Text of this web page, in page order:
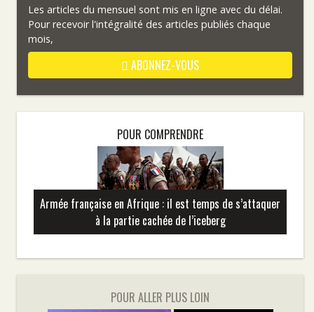
Les articles du mensuel sont mis en ligne avec du délai.
Pour recevoir l'intégralité des articles publiés chaque
mois,
ABONNEZ-VOUS
POUR COMPRENDRE
Armée française en Afrique : il est temps de s’attaquer
à la partie cachée de l’iceberg
POUR ALLER PLUS LOIN